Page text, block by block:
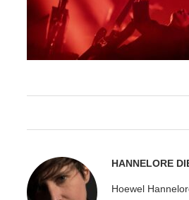
HANNELORE
Hoewel